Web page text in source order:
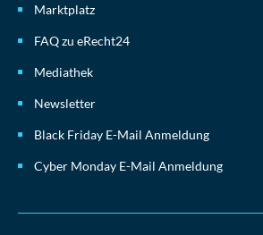
Marktplatz
FAQ zu eRecht24
Mediathek
Newsletter
Black Friday E-Mail Anmeldung
Cyber Monday E-Mail Anmeldung